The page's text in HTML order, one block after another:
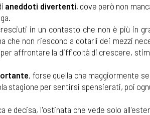
aneddoti divertenti, dove però non
in un contesto che non è più in
che non riescono a dotarli dei mezzi
affrontare la difficoltà di crescere,
, forse quella che maggiormente
stagione per sentirsi spensierati, poi
e decisa, l'ostinata che vede solo